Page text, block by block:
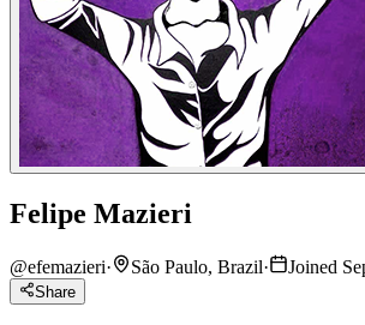
Felipe Mazieri
@efemazieri· São Paulo, Brazil· Joined
Share